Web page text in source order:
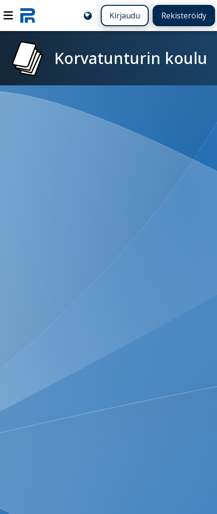
Kirjaudu Rekisteröidy
Korvatunturin koulu